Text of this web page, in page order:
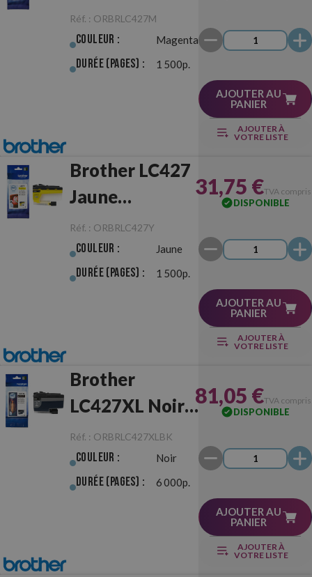
Originale
Réf. : ORBRLC427M
Couleur : Magenta
Durée (pages) : 1 500p.
AJOUTER AU
PANIER
AJOUTER À
VOTRE LISTE
Brother LC427
Jaune
Originale
Réf. : ORBRLC427Y
Couleur : Jaune
Durée (pages) : 1 500p.
31,75 €TVA
DISPONIBLE
AJOUTER AU
PANIER
AJOUTER À
VOTRE LISTE
Brother
LC427XL Noir
Originale
Réf. : ORBRLC427XLBK
Couleur : Noir
Durée (pages) : 6 000p.
81,05 €TVA
DISPONIBLE
AJOUTER AU
PANIER
AJOUTER À
VOTRE LISTE